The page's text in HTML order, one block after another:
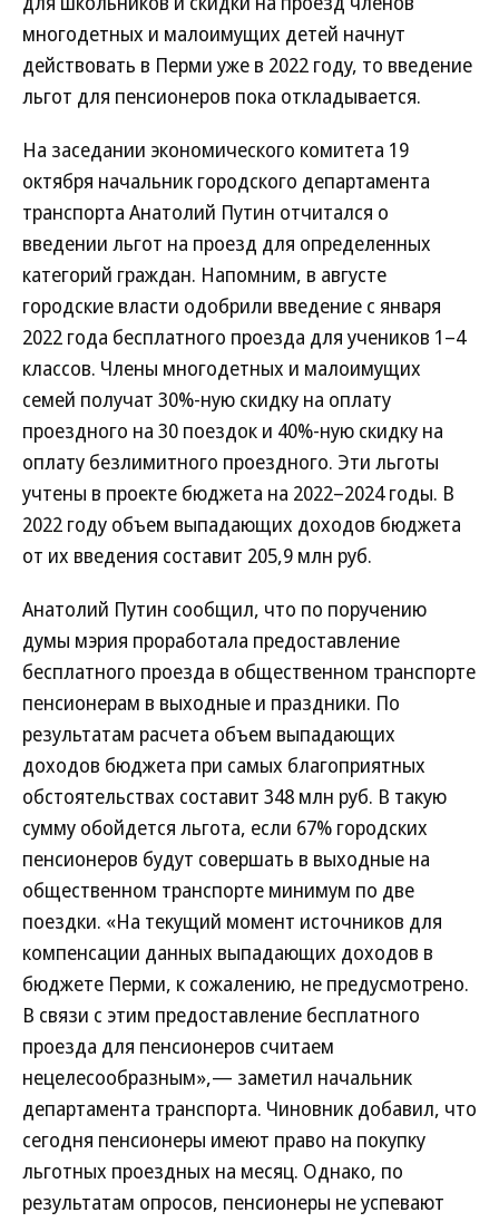
многодетных и малоимущих детей начнут
действовать в Перми уже в 2022 году, то введение
льгот для пенсионеров пока откладывается.
На заседании экономического комитета 19
октября начальник городского департамента
транспорта Анатолий Путин отчитался о
введении льгот на проезд для определенных
категорий граждан. Напомним, в августе
городские власти одобрили введение с января
2022 года бесплатного проезда для учеников 1–4
классов. Члены многодетных и малоимущих
семей получат 30%-ную скидку на оплату
проездного на 30 поездок и 40%-ную скидку на
оплату безлимитного проездного. Эти льготы
учтены в проекте бюджета на 2022–2024 годы. В
2022 году объем выпадающих доходов бюджета
от их введения составит 205,9 млн руб.
Анатолий Путин сообщил, что по поручению
думы мэрия проработала предоставление
бесплатного проезда в общественном транспорте
пенсионерам в выходные и праздники. По
результатам расчета объем выпадающих
доходов бюджета при самых благоприятных
обстоятельствах составит 348 млн руб. В такую
сумму обойдется льгота, если 67% городских
пенсионеров будут совершать в выходные на
общественном транспорте минимум по две
поездки. «На текущий момент источников для
компенсации данных выпадающих доходов в
бюджете Перми, к сожалению, не предусмотрено.
В связи с этим предоставление бесплатного
проезда для пенсионеров считаем
нецелесообразным»,— заметил начальник
департамента транспорта. Чиновник добавил, что
сегодня пенсионеры имеют право на покупку
льготных проездных на месяц. Однако, по
результатам опросов, пенсионеры не успевают